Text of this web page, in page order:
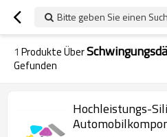
Bitte geben Sie einen
1 Produkte Über
Gefunden
Hochleistungs-